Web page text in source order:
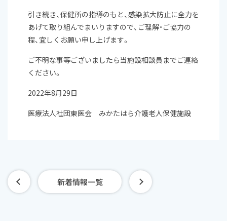
引き続き、保健所の指導のもと、感染拡大防止に全力を
あげて取り組んでまいりますので、ご理解・ご協力の
程、宜しくお願い申し上げます。
ご不明な事等ございましたら当施設相談員までご連絡
ください。
2022年8月29日
医療法人社団東医会 みかたはら介護老人保健施設
新着情報一覧